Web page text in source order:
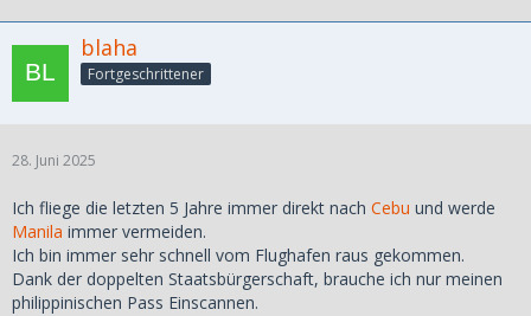
blaha
Fortgeschrittener
28. Juni 2025
Ich fliege die letzten 5 Jahre immer direkt nach Cebu und werde
Manila immer vermeiden.
Ich bin immer sehr schnell vom Flughafen raus gekommen.
Dank der doppelten Staatsbürgerschaft, brauche ich nur meinen
philippinischen Pass Einscannen.